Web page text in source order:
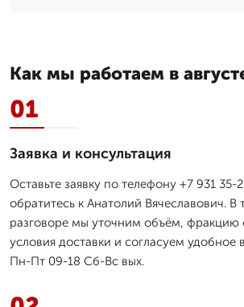
Как мы работаем в
01
Заявка и консультация
Оставьте заявку по телефону +7 931 35-
обратитесь к Анатолий Вячеславович.
разговоре мы уточним объём, фракцию
условия доставки и согласуем удобное
Пн-Пт 09-18 Сб-Вс вых.